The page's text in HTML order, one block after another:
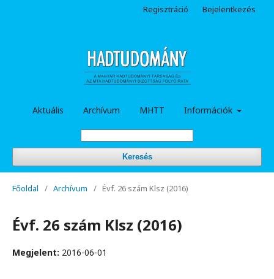
Aktuális Archívum MHTT Információk
Keresés
Regisztráció Bejelentkezés
Főoldal / Archívum / Évf. 26 szám Klsz (2016)
Évf. 26 szám Klsz (2016)
Megjelent: 2016-06-01